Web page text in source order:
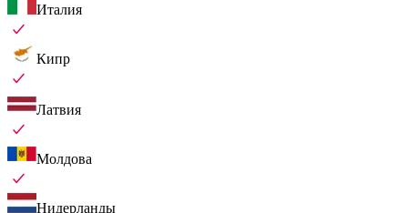
Италия
Кипр
Латвия
Молдова
Нидерланды